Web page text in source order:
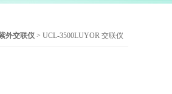
外交联仪 > UCL-3500LUYOR 交联仪